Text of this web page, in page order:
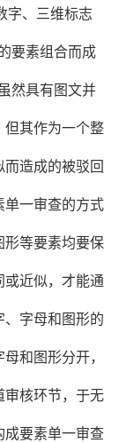
字、三维标志
要素组合而成
然具有图文并
但其作为一个整
造成的被驳回
单一审查的方式
形等要素均要保
或近似，才能通
、字母和图形的
和图形分开，
审核环节，于无
成要素单一审查